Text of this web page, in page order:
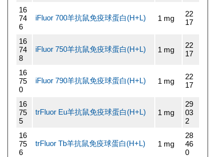
16
74
6
iFluor 700羊抗鼠免疫球蛋白(H+L) 1 mg
22
17
16
74
8
iFluor 750羊抗鼠免疫球蛋白(H+L) 1 mg
22
17
16
75
0
iFluor 790羊抗鼠免疫球蛋白(H+L) 1 mg
22
17
16
75
5
trFluor Eu羊抗鼠免疫球蛋白(H+L) 1 mg
29
03
2
16
75
6
trFluor Tb羊抗鼠免疫球蛋白(H+L) 1 mg
28
46
0